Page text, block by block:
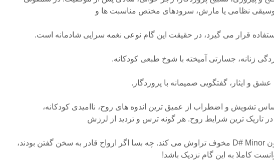
نظامی یا مارش، سرودهای مختص مناسبت ها و
قرار می گیرد، در حقیقت این گام نوعی نغمه سرایی شادمانه است.
زنانه، جسارتی آمیخته با شوخ طبعی کودکانه.
عشق و ایثار، گفتگویی صمیمانه با پروردگار.
تشویش و اضطراب از عمیق ترین اندوه های روح، ناامیدی کودکانه،
تاریک ترین شرایط روح. هر گونه ترس و تردید از لرزش
های قلبی از درون D# Minor مخوف تراوش می کند. چه بسا اگر ارواح قادر به سخن گفتن بودند،
کاملا به این گام نزدیک باشد!